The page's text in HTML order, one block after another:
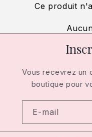
Ce produit
Vous recevrez un
boutique pour
E-mail